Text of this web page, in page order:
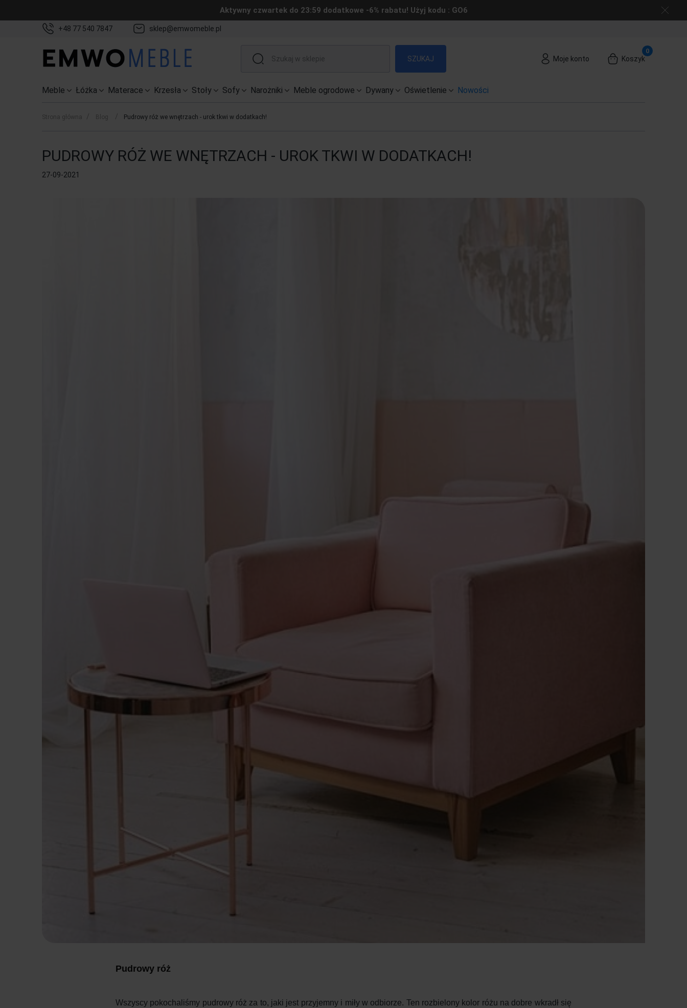
Aktywny czwartek do 23:59 dodatkowe -6% rabatu! Użyj kodu : GO6
+48 77 540 7847 sklep@emwomeble.pl
SZUKAJ Moje konto Koszyk
Meble Łóżka Materace Krzesła Stoły Sofy Narożniki Meble ogrodowe Dywany Oświetlenie Nowości
Strona główna Blog Pudrowy róż we wnętrzach - urok tkwi w dodatkach!
PUDROWY RÓŻ WE WNĘTRZACH - UROK TKWI W DODATKACH!
27-09-2021
Pudrowy róż
Wszyscy pokochaliśmy pudrowy róż za to, jaki jest przyjemny i miły w odbiorze. Ten rozbielony kolor różu na dobre wkradł się